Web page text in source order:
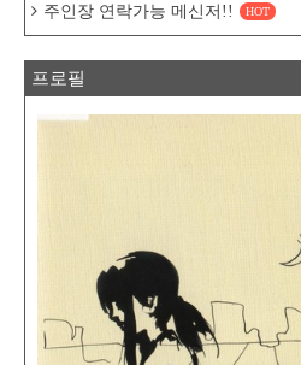
주인장 연락가능 메신저!! HOT
프로필